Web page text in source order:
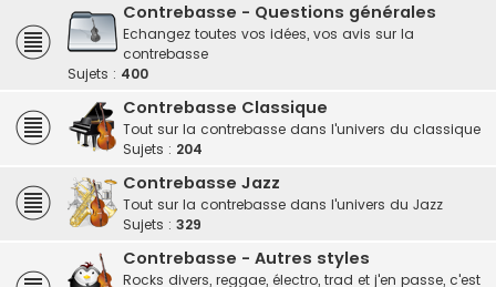
Contrebasse - Questions générales
Echangez toutes vos idées, vos avis sur la
contrebasse
Sujets : 400
Contrebasse Classique
Tout sur la contrebasse dans l'univers du classique
Sujets : 204
Contrebasse Jazz
Tout sur la contrebasse dans l'univers du Jazz
Sujets : 329
Contrebasse - Autres styles
Rocks divers, reggae, électro, trad et j'en passe, c'est